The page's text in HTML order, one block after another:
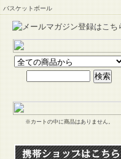
バスケットボール
※カートの中に商品はありません。